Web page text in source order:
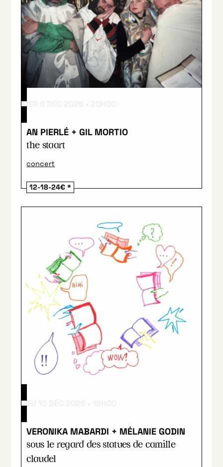
MER 9 DÉC 2026
AN PIERLÉ + GIL MORTIO
the staart
concert
12-18-24€ *
JEU 10 DÉC 2026
VERONIKA MABARDI + MÉLANIE GODIN
sous le regard des statues de camille
claudel